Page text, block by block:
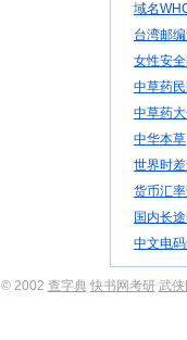
域名
台湾邮
女性安
中草药
中草药
中华本草
世界时
货币汇
国内长
中文电
© 2002 查字典 快书网考研 武